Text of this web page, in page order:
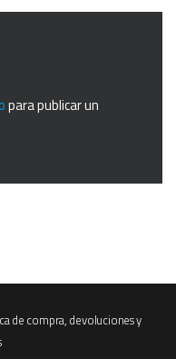
para publicar un
de compra, devoluciones y